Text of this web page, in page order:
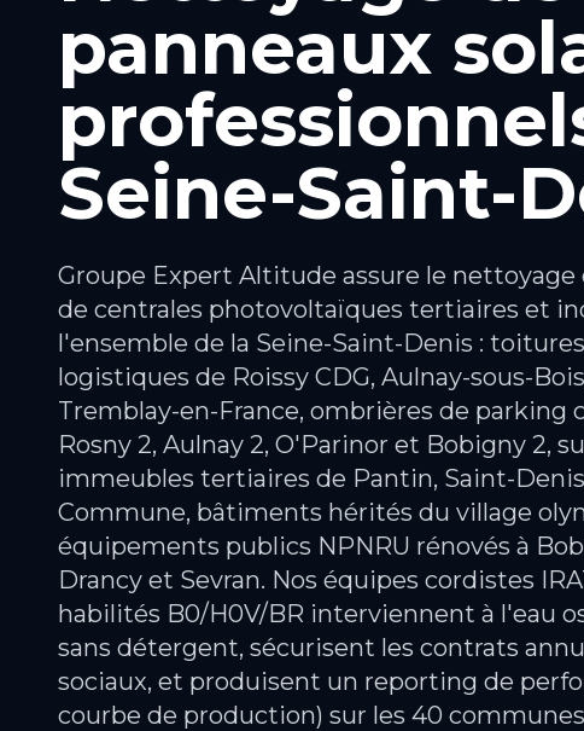
panneaux
Seine-Saint-
Groupe Expert Altitude assure le
de centrales photovoltaïques tertiaires et
l'ensemble de la Seine-Saint-Denis :
logistiques de Roissy CDG, Aulnay-sous-
Tremblay-en-France, ombrières de parking
Rosny 2, Aulnay 2, O'Parinor et Bobigny 2,
immeubles tertiaires de Pantin, Saint-
Commune, bâtiments hérités du village
équipements publics NPNRU rénovés à
Drancy et Sevran. Nos équipes cordistes
habilités B0/H0V/BR interviennent à l'eau
sans détergent, sécurisent les contrats
sociaux, et produisent un reporting de
courbe de production) sur les 40